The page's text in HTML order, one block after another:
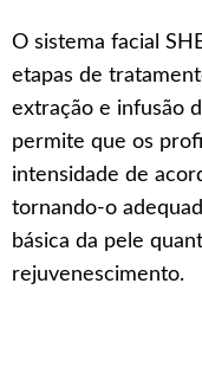
O sistema facial
etapas de
extração e infusão
permite que os
intensidade de
tornando-o
básica da pele
rejuvenescimento.